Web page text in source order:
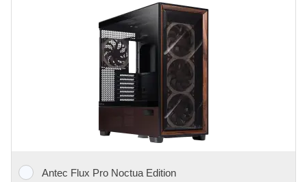
Antec Flux Pro Noctua Edition